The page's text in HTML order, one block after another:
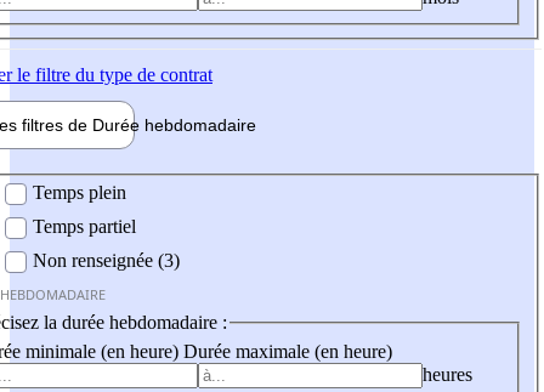
le filtre du type de contrat
filtres de Durée hebdomadaire
Temps plein
Temps partiel
Non renseignée (3)
la durée hebdomadaire :
minimale (en heure) Durée maximale (en heure)
heures